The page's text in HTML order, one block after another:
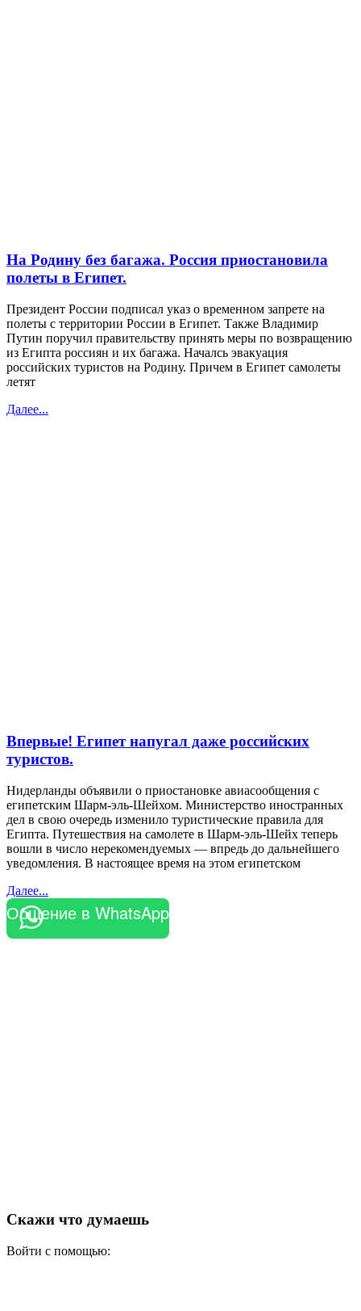
На Родину без багажа. Россия приостановила
полеты в Египет.
Президент России подписал указ о временном запрете на
полеты с территории России в Египет. Также Владимир
Путин поручил правительству принять меры по возвращению
из Египта россиян и их багажа. Началсь эвакуация
российских туристов на Родину. Причем в Египет самолеты
летят
Далее...
Впервые! Египет напугал даже российских
туристов.
Нидерланды объявили о приостановке авиасообщения с
египетским Шарм-эль-Шейхом. Министерство иностранных
дел в свою очередь изменило туристические правила для
Египта. Путешествия на самолете в Шарм-эль-Шейх теперь
вошли в число нерекомендуемых — впредь до дальнейшего
уведомления. В настоящее время на этом египетском
Далее...
Общение в WhatsApp
Скажи что думаешь
Войти с помощью: